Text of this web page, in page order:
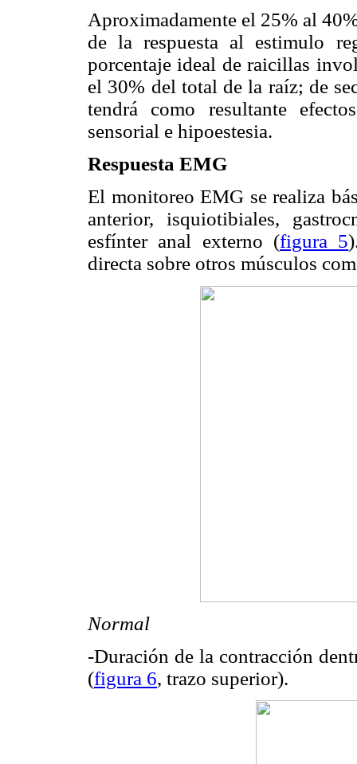
Aproximadamente el 25% al
de la respuesta al estimulo
porcentaje ideal de raicillas
el 30% del total de la raíz; de
tendrá como resultante
sensorial e hipoestesia.
Respuesta EMG
El monitoreo EMG se realiza
anterior, isquiotibiales,
esfínter anal externo (figura 5
directa sobre otros músculos
Normal
-Duración de la contracción
(figura 6, trazo superior).